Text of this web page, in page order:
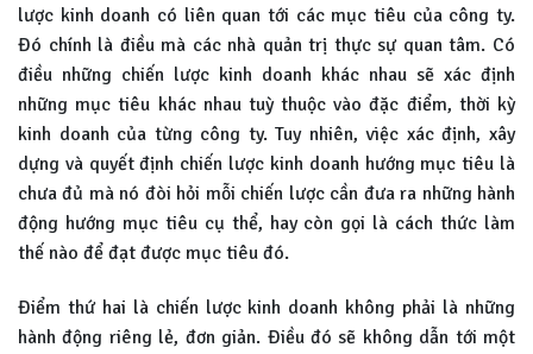
lược kinh doanh có liên quan tới các mục tiêu của công ty.
Đó chính là điều mà các nhà quản trị thực sự quan tâm. Có
điều những chiến lược kinh doanh khác nhau sẽ xác định
những mục tiêu khác nhau tuỳ thuộc vào đặc điểm, thời kỳ
kinh doanh của từng công ty. Tuy nhiên, việc xác định, xây
dựng và quyết định chiến lược kinh doanh hướng mục tiêu là
chưa đủ mà nó đòi hỏi mỗi chiến lược cần đưa ra những hành
động hướng mục tiêu cụ thể, hay còn gọi là cách thức làm
thế nào để đạt được mục tiêu đó.
Điểm thứ hai là chiến lược kinh doanh không phải là những
hành động riêng lẻ, đơn giản. Điều đó sẽ không dẫn tới một